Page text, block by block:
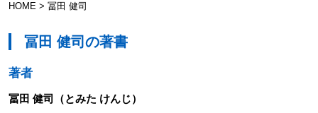
HOME> 冨田 健司
冨田 健司の著書
著者
冨田 健司 （とみた けんじ）